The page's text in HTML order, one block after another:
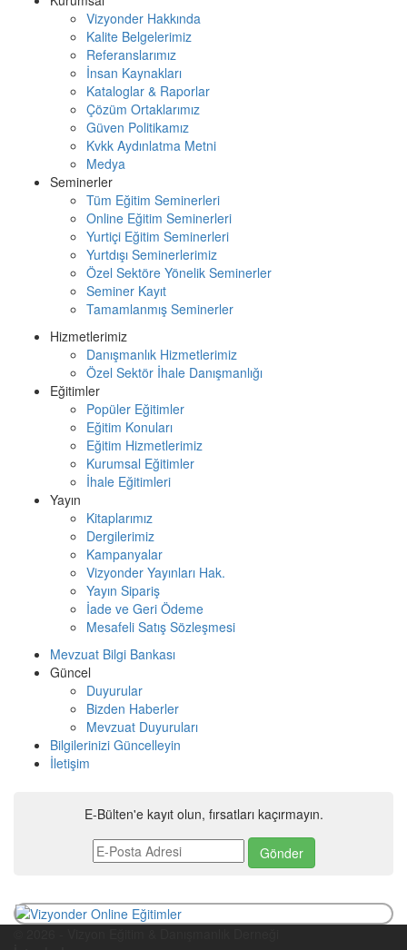
Vizyonder Hakkında
Kalite Belgelerimiz
Referanslarımız
İnsan Kaynakları
Kataloglar & Raporlar
Çözüm Ortaklarımız
Güven Politikamız
Kvkk Aydınlatma Metni
Medya
Seminerler
Tüm Eğitim Seminerleri
Online Eğitim Seminerleri
Yurtiçi Eğitim Seminerleri
Yurtdışı Seminerlerimiz
Özel Sektöre Yönelik Seminerler
Seminer Kayıt
Tamamlanmış Seminerler
Hizmetlerimiz
Danışmanlık Hizmetlerimiz
Özel Sektör İhale Danışmanlığı
Eğitimler
Popüler Eğitimler
Eğitim Konuları
Eğitim Hizmetlerimiz
Kurumsal Eğitimler
İhale Eğitimleri
Yayın
Kitaplarımız
Dergilerimiz
Kampanyalar
Vizyonder Yayınları Hak.
Yayın Sipariş
İade ve Geri Ödeme
Mesafeli Satış Sözleşmesi
Mevzuat Bilgi Bankası
Güncel
Duyurular
Bizden Haberler
Mevzuat Duyuruları
Bilgilerinizi Güncelleyin
İletişim
E-Bülten'e kayıt olun, fırsatları kaçırmayın.